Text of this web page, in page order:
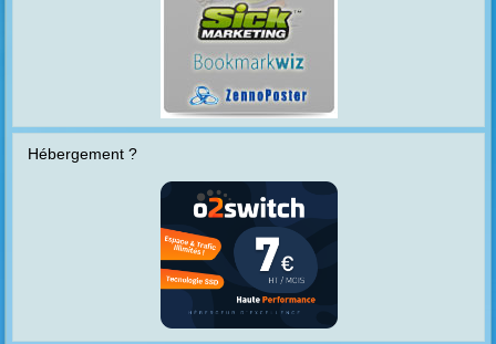
Hébergement ?